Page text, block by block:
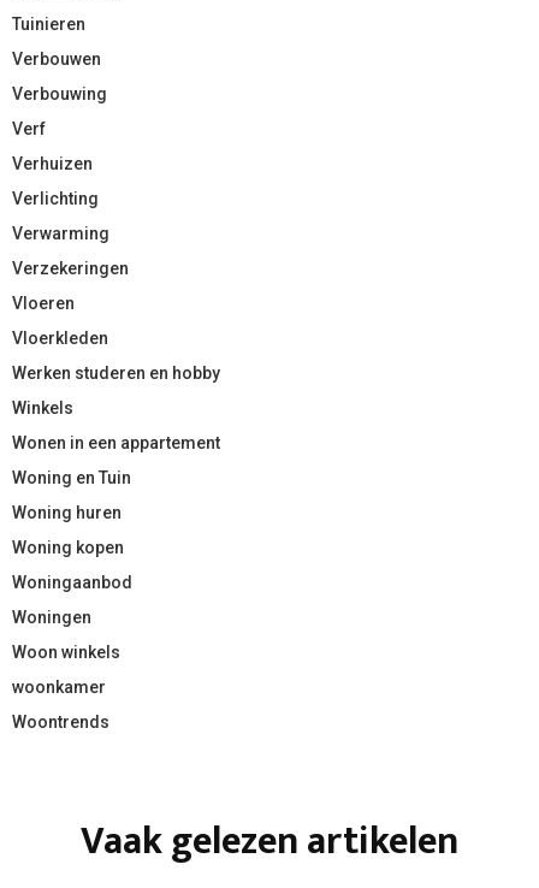
Tuinieren
Verbouwen
Verbouwing
Verf
Verhuizen
Verlichting
Verwarming
Verzekeringen
Vloeren
Vloerkleden
Werken studeren en hobby
Winkels
Wonen in een appartement
Woning en Tuin
Woning huren
Woning kopen
Woningaanbod
Woningen
Woon winkels
woonkamer
Woontrends
Vaak gelezen artikelen